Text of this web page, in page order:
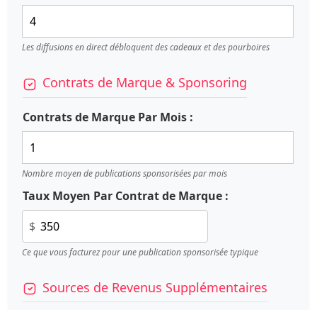
Les diffusions en direct débloquent des cadeaux et des pourboires
Contrats de Marque & Sponsoring
Contrats de Marque Par Mois :
Nombre moyen de publications sponsorisées par mois
Taux Moyen Par Contrat de Marque :
$
Ce que vous facturez pour une publication sponsorisée typique
Sources de Revenus Supplémentaires